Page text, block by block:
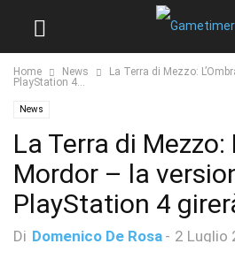
Home News
La Terra di Mezzo:
PlayStation 4...
News
La Terra di Mezzo:
Mordor – la
PlayStation 4
Di Domenico De Rosa - 2 Luglio